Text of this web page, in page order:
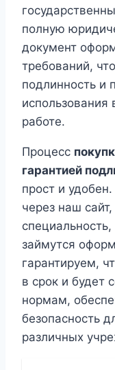
полную
документ
требований,
подлинность и
использования
работе.
Процесс
гарантией
прост и
через наш
займутся
гарантируем,
в срок и будет
нормам,
безопасность
различных